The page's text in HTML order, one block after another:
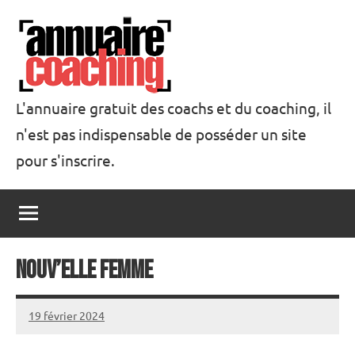
contenu
Annuaire
Coaching
L'annuaire gratuit des coachs et du coaching, il
n'est pas indispensable de posséder un site
pour s'inscrire.
Nouv’Elle Femme
19 février 2024
annuairecoaching